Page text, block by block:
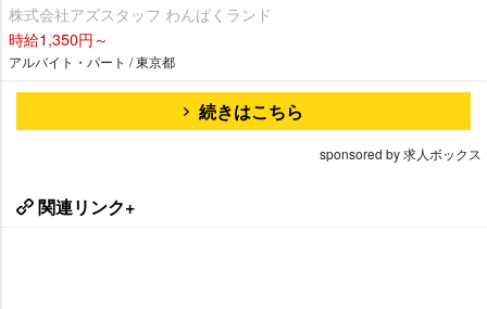
株式会社アズスタッフ わんぱくランド
時給1,350円～
アルバイト・パート / 東京都
続きはこちら
sponsored by 求人ボックス
関連リンク+